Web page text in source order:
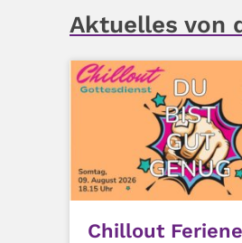
Aktuelles von
Chillout